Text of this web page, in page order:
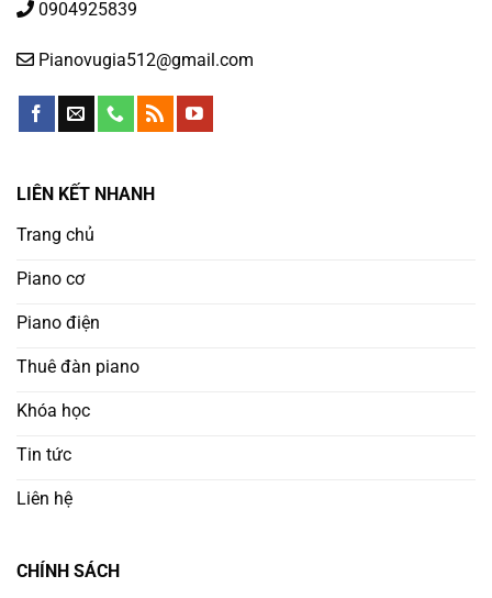
0904925839
Pianovugia512@gmail.com
LIÊN KẾT NHANH
Trang chủ
Piano cơ
Piano điện
Thuê đàn piano
Khóa học
Tin tức
Liên hệ
CHÍNH SÁCH